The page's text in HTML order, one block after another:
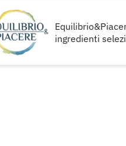
ingredienti